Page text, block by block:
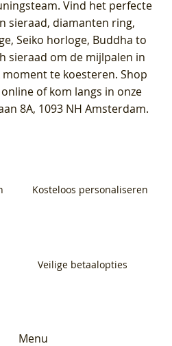
Vind het perfecte
sieraad, diamanten ring,
Seiko horloge, Buddha to
sieraad om de mijlpalen in
te koesteren. Shop
of kom langs in onze
8A, 1093 NH Amsterdam.
Kosteloos personaliseren
Veilige betaalopties
Menu